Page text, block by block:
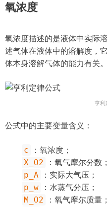
氧浓度
氧浓度描述的是液体中实际
述气体在液体中的溶解度，
体本身溶解气体的能力有关。
亨利
公式中的主要变量含义：
c ：氧浓度；
X_O2 ：氧气摩尔分数；
p_A ：实际大气压；
p_w ：水蒸气分压；
M_O2 ：氧气摩尔质量；